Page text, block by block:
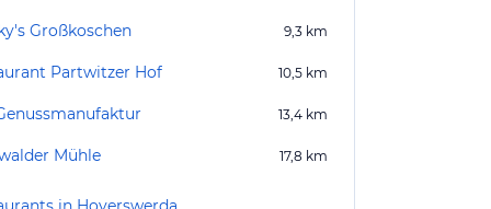
Großkoschen 9,3 km
Partwitzer Hof 10,5 km
13,4 km
Mühle 17,8 km